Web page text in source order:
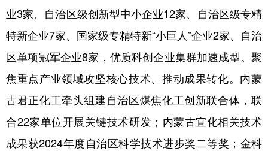
地方频道
北京 天津 河北 山西
辽宁 吉林 上海 江苏
浙江 安徽 福建 江西
山东 河南 湖北 湖南
业3家、自治区级创新型中小企业12家、自治区级专精
特新企业7家、国家级专精特新“小巨人”企业2家、自治
区单项冠军企业8家，优质科创企业集群加速成型。聚
焦重点产业领域攻坚核心技术、推动成果转化。内蒙
古君正化工牵头组建自治区煤焦化工创新联合体，联
合22家单位开展关键技术研发；内蒙古宜化相关技术
成果获2024年度自治区科学技术进步奖二等奖；金科